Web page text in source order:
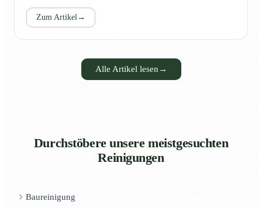
Zum Artikel →
Alle Artikel lesen →
Durchstöbere unsere meistgesuchten
Reinigungen
Baureinigung